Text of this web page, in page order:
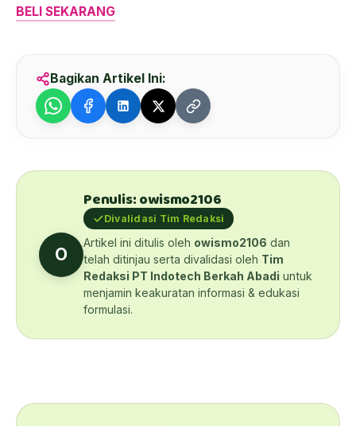
BELI SEKARANG
Bagikan Artikel Ini:
O
Penulis: owismo2106
Divalidasi Tim Redaksi
Artikel ini ditulis oleh owismo2106 dan
telah ditinjau serta divalidasi oleh Tim
Redaksi PT Indotech Berkah Abadi untuk
menjamin keakuratan informasi & edukasi
formulasi.